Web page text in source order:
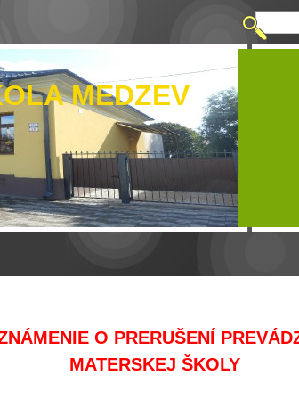
MEDZEV
O PRERUŠENÍ
MATERSKEJ ŠKOLY